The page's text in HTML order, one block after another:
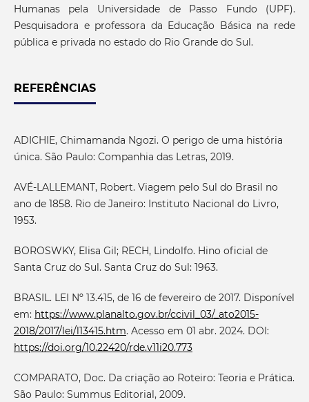
Humanas pela Universidade de Passo Fundo (UPF).
Pesquisadora e professora da Educação Básica na rede
pública e privada no estado do Rio Grande do Sul.
REFERÊNCIAS
ADICHIE, Chimamanda Ngozi. O perigo de uma história
única. São Paulo: Companhia das Letras, 2019.
AVÉ-LALLEMANT, Robert. Viagem pelo Sul do Brasil no
ano de 1858. Rio de Janeiro: Instituto Nacional do Livro,
1953.
BOROSWKY, Elisa Gil; RECH, Lindolfo. Hino oficial de
Santa Cruz do Sul. Santa Cruz do Sul: 1963.
BRASIL. LEI Nº 13.415, de 16 de fevereiro de 2017. Disponível
em: https://www.planalto.gov.br/ccivil_03/_ato2015-
2018/2017/lei/l13415.htm. Acesso em 01 abr. 2024. DOI:
https://doi.org/10.22420/rde.v11i20.773
COMPARATO, Doc. Da criação ao Roteiro: Teoria e Prática.
São Paulo: Summus Editorial, 2009.